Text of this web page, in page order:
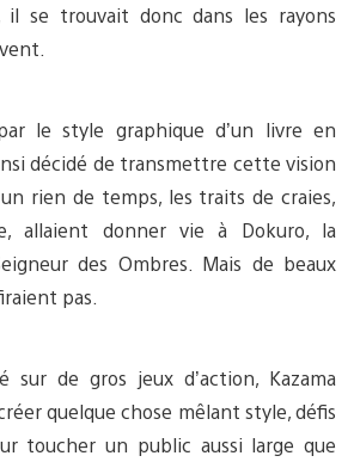
il se trouvait donc dans les rayons
le style graphique d’un livre en
décidé de transmettre cette vision
rien de temps, les traits de craies,
allaient donner vie à Dokuro, la
des Ombres. Mais de beaux
pas.
sur de gros jeux d’action, Kazama
quelque chose mêlant style, défis
toucher un public aussi large que